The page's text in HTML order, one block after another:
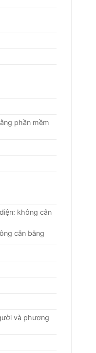
phần mềm
không cân
cân bằng
và phương